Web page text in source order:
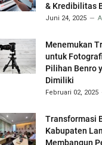
& Kredibilitas
Juni 24, 2025
Menemukan
untuk
Pilihan Benro
Dimiliki
Februari 02, 2025
Transformasi
Kabupaten
Membangun